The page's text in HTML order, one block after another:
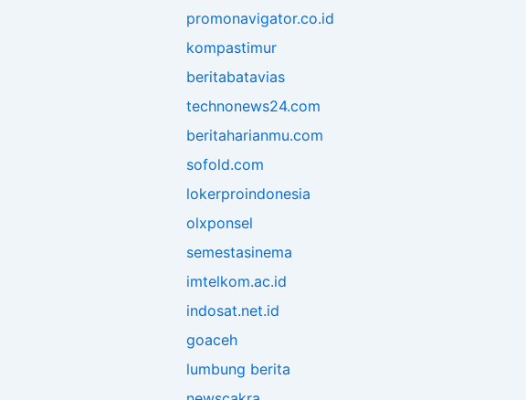
promonavigator.co.id
kompastimur
beritabatavias
technonews24.com
beritaharianmu.com
sofold.com
lokerproindonesia
olxponsel
semestasinema
imtelkom.ac.id
indosat.net.id
goaceh
lumbung berita